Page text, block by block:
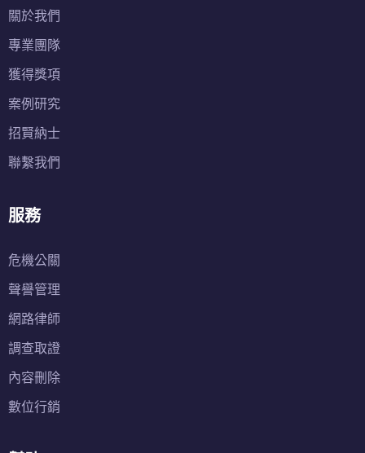
關於我們
專業團隊
獲得獎項
案例研究
招賢納士
聯繫我們
服務
危機公關
聲譽管理
網路律師
調查取證
內容刪除
數位行銷